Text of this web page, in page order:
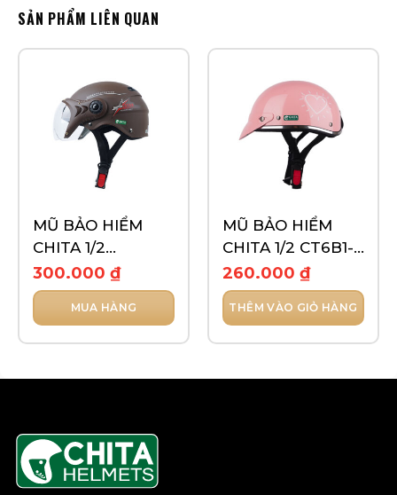
SẢN PHẨM LIÊN QUAN
MŨ BẢO HIỂM
CHITA 1/2
CT16L(K) – TEM
SUPER STAR
300.000 ₫
MUA HÀNG
thể.
Các
tùy
MŨ BẢO HIỂM
CHITA 1/2 CT6B1-
TEM GO LOVE
260.000 ₫
THÊM VÀO GIỎ HÀNG